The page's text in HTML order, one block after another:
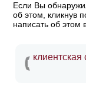
Если Вы
об этом, кликнув
написать об этом
клиентская